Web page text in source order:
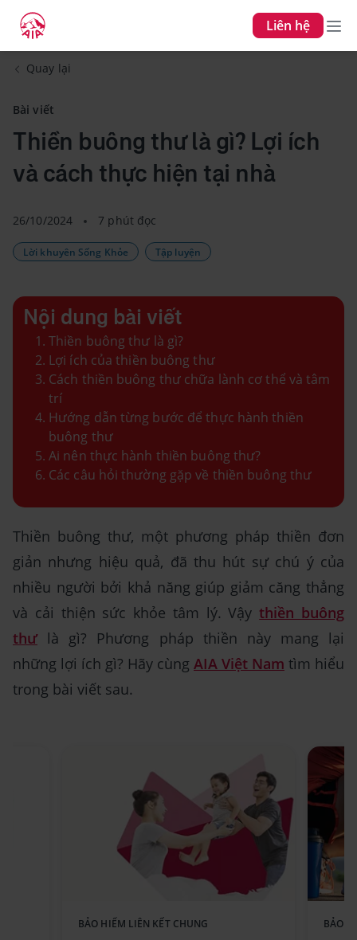
Liên hệ
Quay lại
Bài viết
Thiền buông thư là gì? Lợi ích
và cách thực hiện tại nhà
26/10/2024 7 phút đọc
Lời khuyên Sống Khỏe Tập luyện
Nội dung bài viết
Thiền buông thư là gì?
Lợi ích của thiền buông thư
Cách thiền buông thư chữa lành cơ thể và tâm
trí
Hướng dẫn từng bước để thực hành thiền
buông thư
Ai nên thực hành thiền buông thư?
Các câu hỏi thường gặp về thiền buông thư
Thiền buông thư, một phương pháp thiền đơn
giản nhưng hiệu quả, đã thu hút sự chú ý của
nhiều người bởi khả năng giúp giảm căng thẳng
và cải thiện sức khỏe tâm lý. Vậy thiền buông
thưlà gì? Phương pháp thiền này mang lại
những lợi ích gì? Hãy cùng AIA Việt Nam tìm hiểu
trong bài viết sau.
BẢO HIỂM LIÊN KẾT CHUNG BẢO